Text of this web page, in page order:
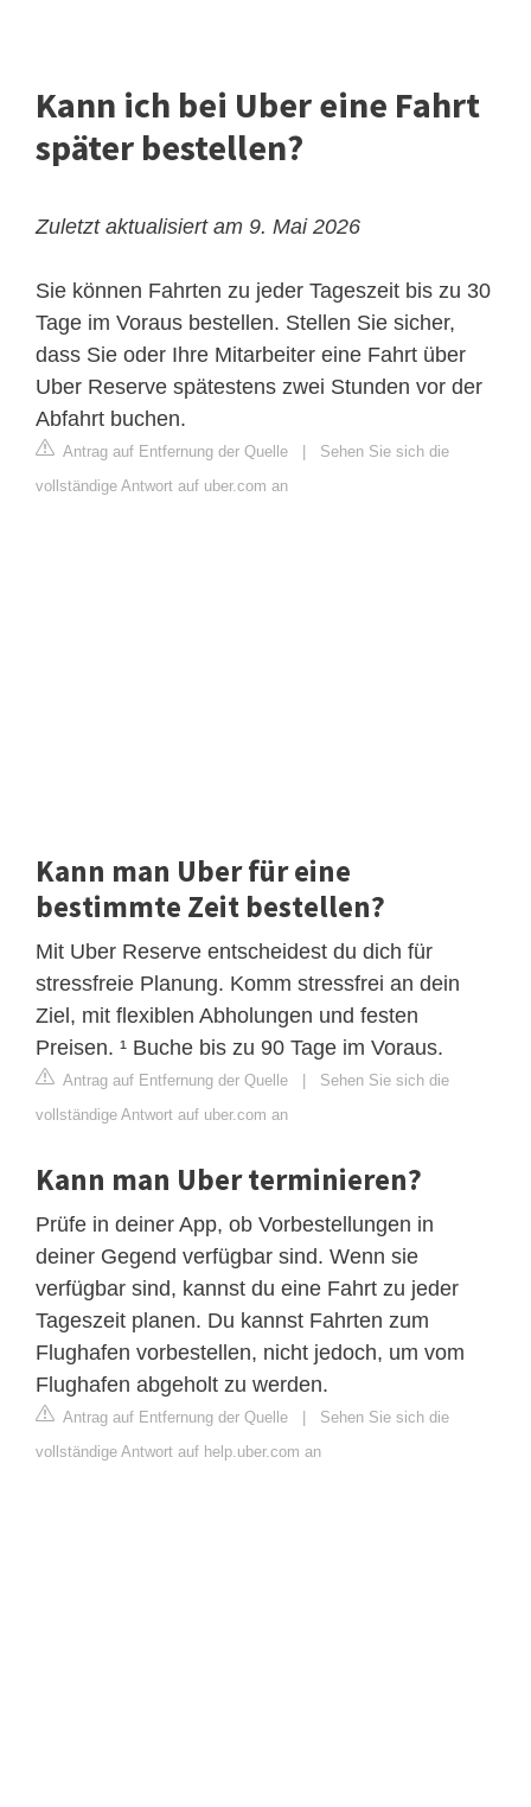
Kann ich bei Uber eine Fahrt
später bestellen?
Zuletzt aktualisiert am 9. Mai 2026
Sie können Fahrten zu jeder Tageszeit bis zu 30
Tage im Voraus bestellen. Stellen Sie sicher,
dass Sie oder Ihre Mitarbeiter eine Fahrt über
Uber Reserve spätestens zwei Stunden vor der
Abfahrt buchen.
Antrag auf Entfernung der Quelle
Sehen Sie sich die
vollständige Antwort auf uber.com an
Kann man Uber für eine
bestimmte Zeit bestellen?
Mit Uber Reserve entscheidest du dich für
stressfreie Planung. Komm stressfrei an dein
Ziel, mit flexiblen Abholungen und festen
Preisen. ¹ Buche bis zu 90 Tage im Voraus.
Antrag auf Entfernung der Quelle
Sehen Sie sich die
vollständige Antwort auf uber.com an
Kann man Uber terminieren?
Prüfe in deiner App, ob Vorbestellungen in
deiner Gegend verfügbar sind. Wenn sie
verfügbar sind, kannst du eine Fahrt zu jeder
Tageszeit planen. Du kannst Fahrten zum
Flughafen vorbestellen, nicht jedoch, um vom
Flughafen abgeholt zu werden.
Antrag auf Entfernung der Quelle
Sehen Sie sich die
vollständige Antwort auf help.uber.com an